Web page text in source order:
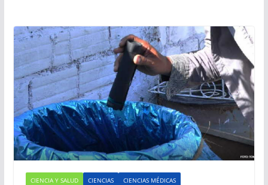
CIENCIA Y SALUD CIENCIAS
CIENCIAS MÉDICAS